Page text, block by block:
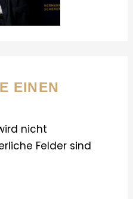
EINEN
nicht
Felder sind